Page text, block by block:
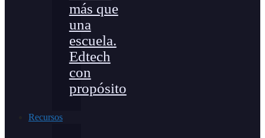
más que
una
escuela.
Edtech
con
propósito
Recursos